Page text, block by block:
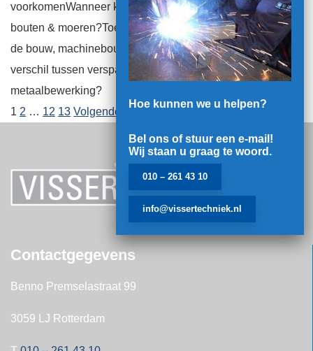
voorkomenWanneer kies je voor lassen en wanneer voor
bouten & moeren?Toepassingen van stalen plaatwerk in
de bouw, machinebouw en transportsectorWat is het
verschil tussen verspanende en niet-verspanende
metaalbewerking?
1 2 … 12 13 Volgende
Contactgegevens
Benno Premselastraat 99
3059 LJ Rotterdam
Hoe kunnen we u helpen?
Bel ons of stuur een e-mail!
Wij staan u graag te woord.
010 – 261 43 10
info@vissertechniek.nl